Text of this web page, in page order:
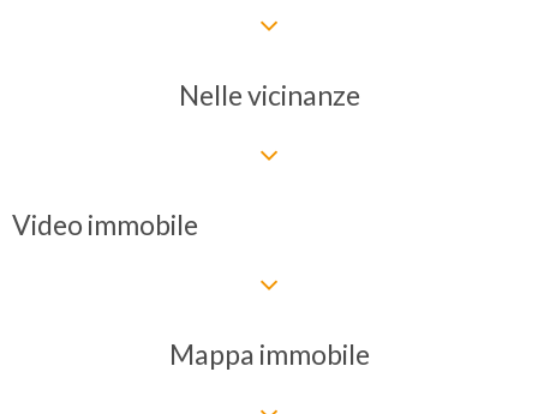
Nelle vicinanze
Video immobile
Mappa immobile